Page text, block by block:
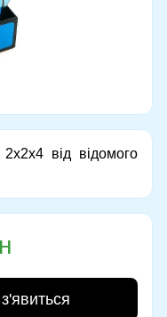
від відомого